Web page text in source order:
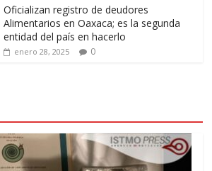
Oficializan registro de deudores
Alimentarios en Oaxaca; es la segunda
entidad del país en hacerlo
enero 28, 2025 0